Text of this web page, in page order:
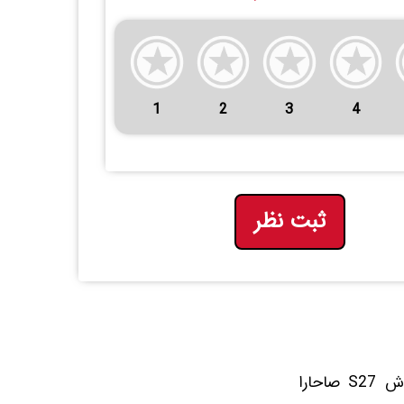
1 2 3 4
ثبت نظر
یک براشِ همه کاره که میتونه کلی کاربری متفاوت برای شما داشته باشه. براش S27 صاحارا